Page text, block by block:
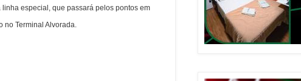
especial, que passará pelos pontos em
no Terminal Alvorada.